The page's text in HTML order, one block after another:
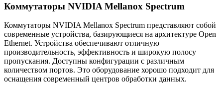
Коммутаторы NVIDIA Mellanox Spectrum
Коммутаторы NVIDIA Mellanox Spectrum представляют собой
современные устройства, базирующиеся на архитектуре Open
Ethernet. Устройства обеспечивают отличную
производительность, эффективность и широкую полосу
пропускания. Доступны конфигурации с различным
количеством портов. Это оборудование хорошо подходит для
оснащения современный центров обработки данных.